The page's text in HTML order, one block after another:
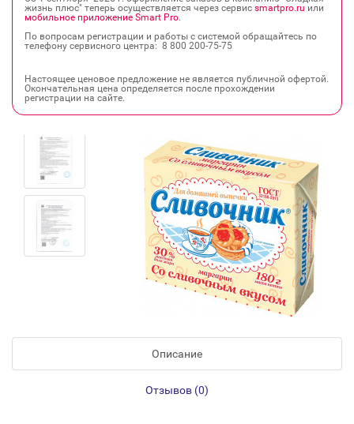
жизнь плюс" теперь осуществляется через сервис smartpro.ru или
мобильное приложение Smart Pro.
По вопросам регистрации и работы с системой обращайтесь по
телефону сервисного центра: 8 800 200‐75‐75
Настоящее ценовое предложение не является публичной офертой.
Окончательная цена определяется после прохождении
регистрации на сайте.
Описание
Отзывов (0)